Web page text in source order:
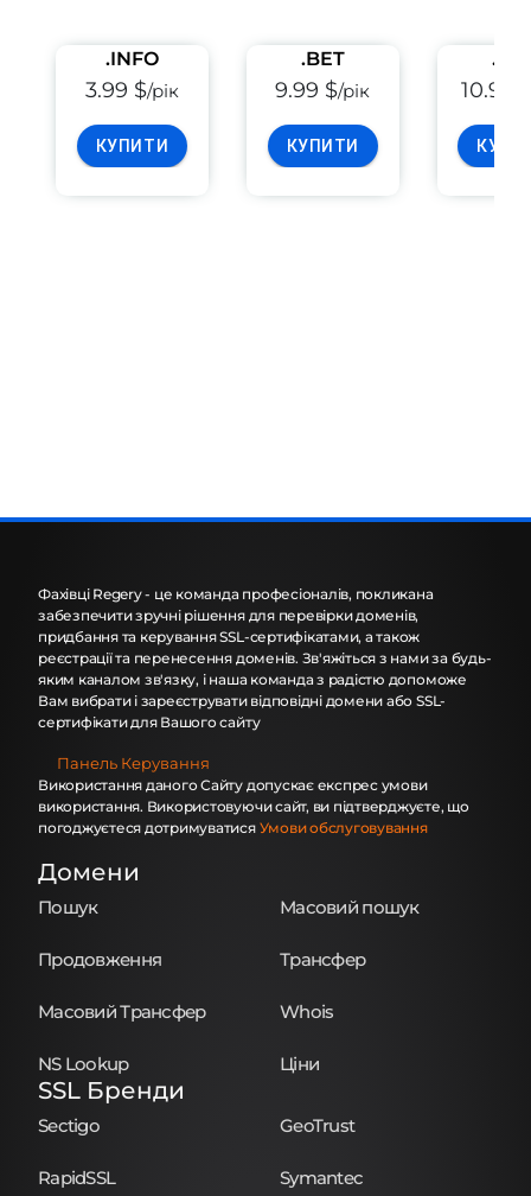
.INFO
3.99 $/рік
КУПИТИ
.BET
9.99 $/рік
КУПИТИ
10.99
Фахівці Regery - це команда професіоналів, покликана
забезпечити зручні рішення для перевірки доменів,
придбання та керування SSL-сертифікатами, а також
реєстрації та перенесення доменів. Зв'яжіться з нами за будь-
яким каналом зв'язку, і наша команда з радістю допоможе
Вам вибрати і зареєструвати відповідні домени або SSL-
сертифікати для Вашого сайту
Панель Керування
Використання даного Сайту допускає експрес умови
використання. Використовуючи сайт, ви підтверджуєте, що
погоджуєтеся дотримуватися Умови обслуговування
Домени
Пошук Масовий пошук
Продовження Трансфер
Масовий Трансфер Whois
NS Lookup Ціни
SSL Бренди
Sectigo GeoTrust
RapidSSL Symantec